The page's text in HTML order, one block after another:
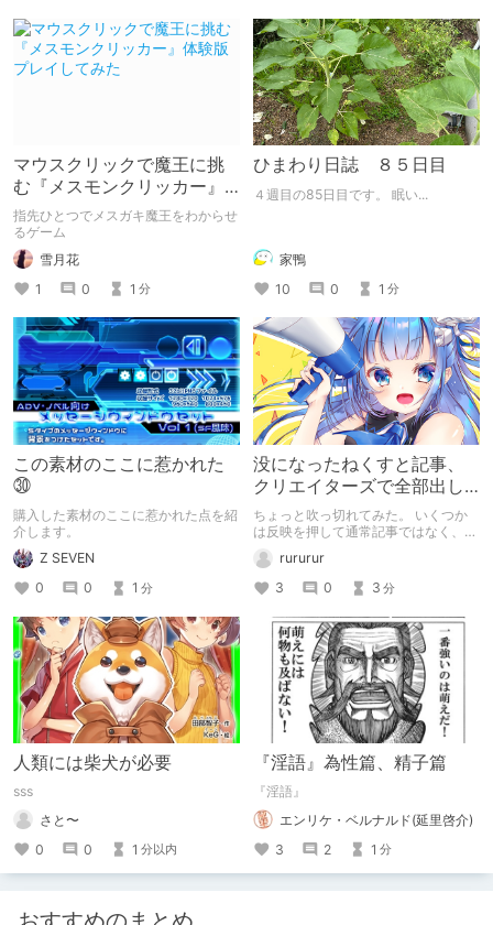
マウスクリックで魔王に挑
む『メスモンクリッカー』
体験版プレイしてみた
指先ひとつでメスガキ魔王をわからせ
るゲーム
雪月花
1
0 1 分
ひまわり日誌 ８５日目
４週目の85日目です。 眠い...
家鴨
10
0 1 分
この素材のここに惹かれた
㉚
購入した素材のここに惹かれた点を紹
介します。
Z SEVEN
0
0 1 分
没になったねくすと記事、
クリエイターズで全部出し
てみます。
ちょっと吹っ切れてみた。 いくつか
は反映を押して通常記事ではなく、ク
なと。rururur
3
0 3 分
人類には柴犬が必要
sss
さと〜
0
0 1 分以内
『淫語』為性篇、精子篇
『淫語』
エンリケ・ベルナルド(延里啓介)
3
2 1 分